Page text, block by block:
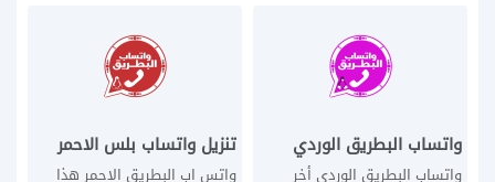
مستخدمي الاندرويد تم تعديله
بدقة واحترافية snapchat plus
واتساب البطريق الوردي
2024 اصدار 20 ضد الحظر
واتساب البطريق الوردي أخر
تنزيل واتساب بلس الاحمر
2024 اخر اصدار WhatsApp
واتس اب البطريق الاحمر هذا